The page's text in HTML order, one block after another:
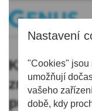
Nastavení
"Cookies" jsou
umožňují
vašeho
době, kdy
Krajský
zrušení
pro říjnové